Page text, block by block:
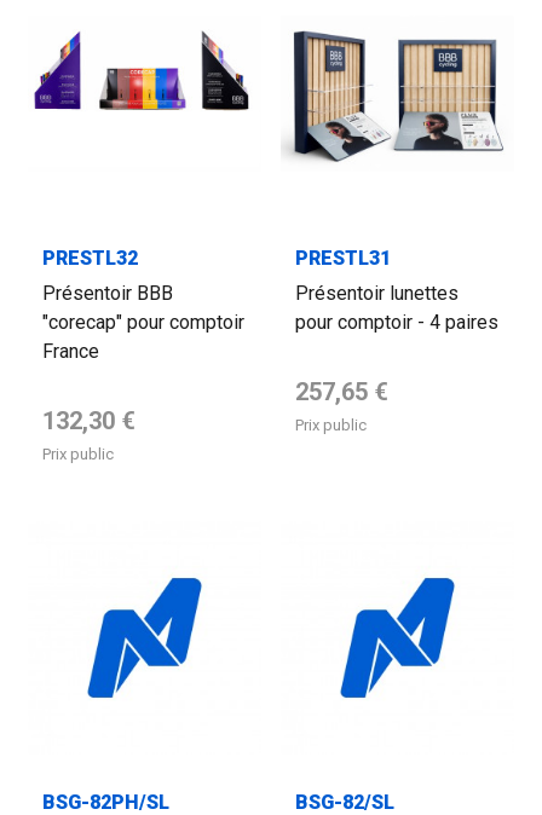
PRESTL32
Présentoir BBB
"corecap" pour comptoir
France
Prix de base
132,30 €
Prix public
PRESTL31
Présentoir lunettes
pour comptoir - 4 paires
Prix de base
257,65 €
Prix public
BSG-82PH/SL
BSG-82/SL